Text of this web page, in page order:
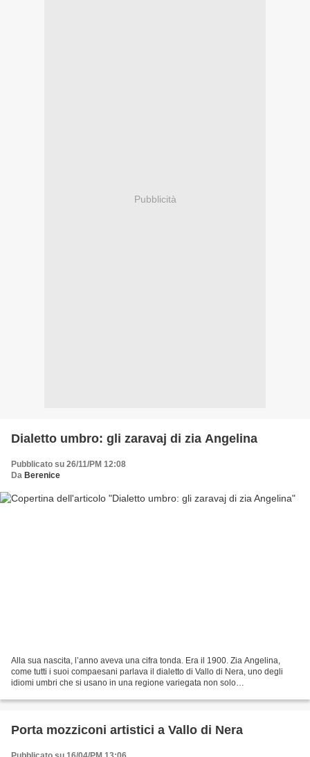
Pubblicità
Dialetto umbro: gli zaravaj di zia Angelina
Pubblicato su 26/11/PM 12:08
Da Berenice
Alla sua nascita, l’anno aveva una cifra tonda. Era il 1900. Zia Angelina,
come tutti i suoi compaesani parlava il dialetto di Vallo di Nera, uno degli
idiomi umbri che si usano in una regione variegata non solo
Porta mozziconi artistici a Vallo di Nera